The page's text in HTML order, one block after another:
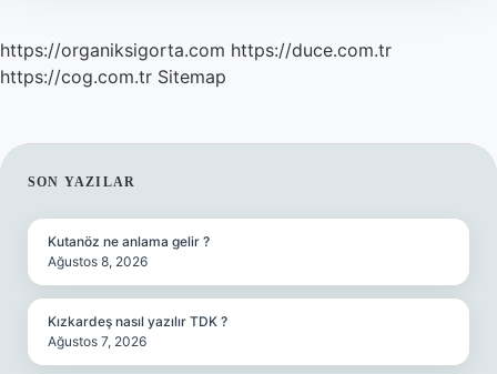
https://organiksigorta.com https://duce.com.tr
https://cog.com.tr Sitemap
SIDEBAR
SON YAZILAR
Kutanöz ne anlama gelir ?
Ağustos 8, 2026
Kızkardeş nasıl yazılır TDK ?
Ağustos 7, 2026